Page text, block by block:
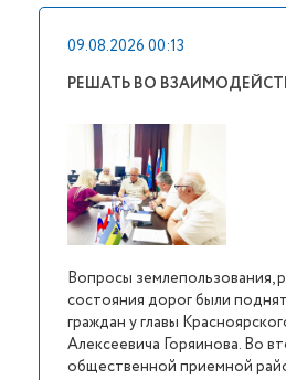
09.08.2026 00:13
РЕШАТЬ ВО
Вопросы
состояния дорог были
граждан у главы
Алексеевича Горяинова. Во
общественной приемной